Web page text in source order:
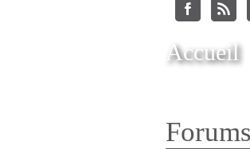
Accueil